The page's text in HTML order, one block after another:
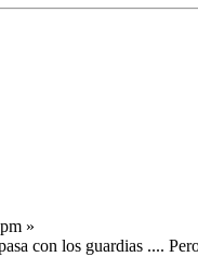
»
con los guardias ....